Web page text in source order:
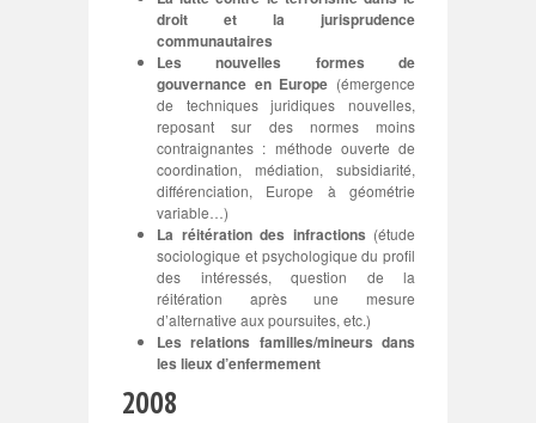
droit et la jurisprudence
communautaires
Les nouvelles formes de
gouvernance en Europe (émergence
de techniques juridiques nouvelles,
reposant sur des normes moins
contraignantes : méthode ouverte de
coordination, médiation, subsidiarité,
différenciation, Europe à géométrie
variable…)
La réitération des infractions (étude
sociologique et psychologique du profil
des intéressés, question de la
réitération après une mesure
d’alternative aux poursuites, etc.)
Les relations familles/mineurs dans
les lieux d’enfermement
2008